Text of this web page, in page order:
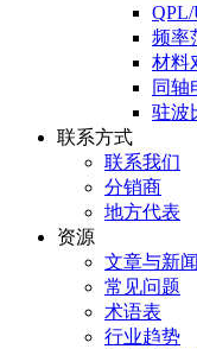
频率
材料
同轴
驻波
联系方式
联系我们
分销商
地方代表
资源
文章与新闻
常见问题
术语表
行业趋势